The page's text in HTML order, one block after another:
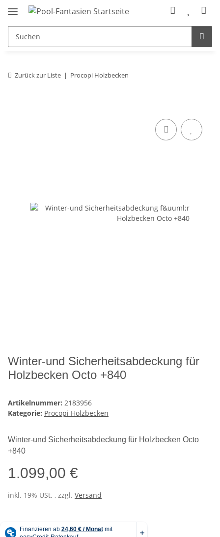
Zurück zur Liste Procopi Holzbecken
Winter-und Sicherheitsabdeckung für
Holzbecken Octo +840
Artikelnummer: 2183956
Kategorie: Procopi Holzbecken
Winter-und Sicherheitsabdeckung für Holzbecken Octo
+840
1.099,00 €
inkl. 19% USt. , zzgl. Versand